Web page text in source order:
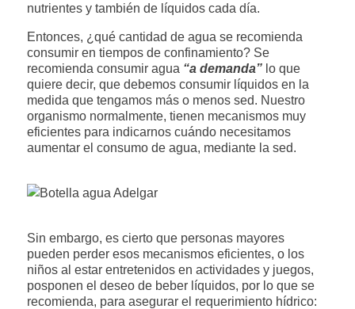
nutrientes y también de líquidos cada día.
Entonces, ¿qué cantidad de agua se recomienda
consumir en tiempos de confinamiento? Se
recomienda consumir agua “a demanda” lo que
quiere decir, que debemos consumir líquidos en la
medida que tengamos más o menos sed. Nuestro
organismo normalmente, tienen mecanismos muy
eficientes para indicarnos cuándo necesitamos
aumentar el consumo de agua, mediante la sed.
Sin embargo, es cierto que personas mayores
pueden perder esos mecanismos eficientes, o los
niños al estar entretenidos en actividades y juegos,
posponen el deseo de beber líquidos, por lo que se
recomienda, para asegurar el requerimiento hídrico: